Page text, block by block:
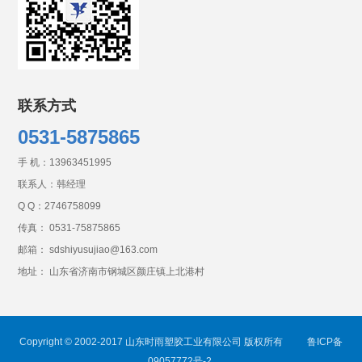
联系方式
0531-5875865
手 机： 13963451995
联系人：韩经理
Q Q： 2746758099
传真： 0531-75875865
邮箱： sdshiyusujiao@163.com
地址： 山东省济南市钢城区颜庄镇上北港村
Copyright © 2002-2017 山东时雨塑胶工业有限公司 版权所有
鲁ICP备